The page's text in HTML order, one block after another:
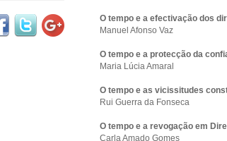
O tempo e a efectivação dos
Manuel Afonso Vaz
O tempo e a protecção da
Maria Lúcia Amaral
O tempo e as vicissitudes
Rui Guerra da Fonseca
O tempo e a revogação em
Carla Amado Gomes